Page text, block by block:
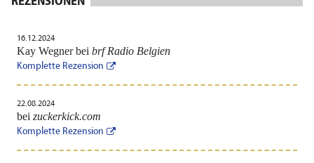
16.12.2024
Kay Wegner bei brf Radio Belgien
Komplette Rezension
22.08.2024
bei zuckerkick.com
Komplette Rezension